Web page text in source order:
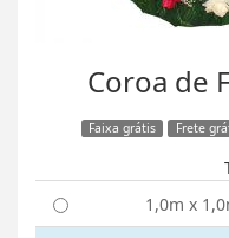
Coroa de
Faixa grátis Frete
1,0m x